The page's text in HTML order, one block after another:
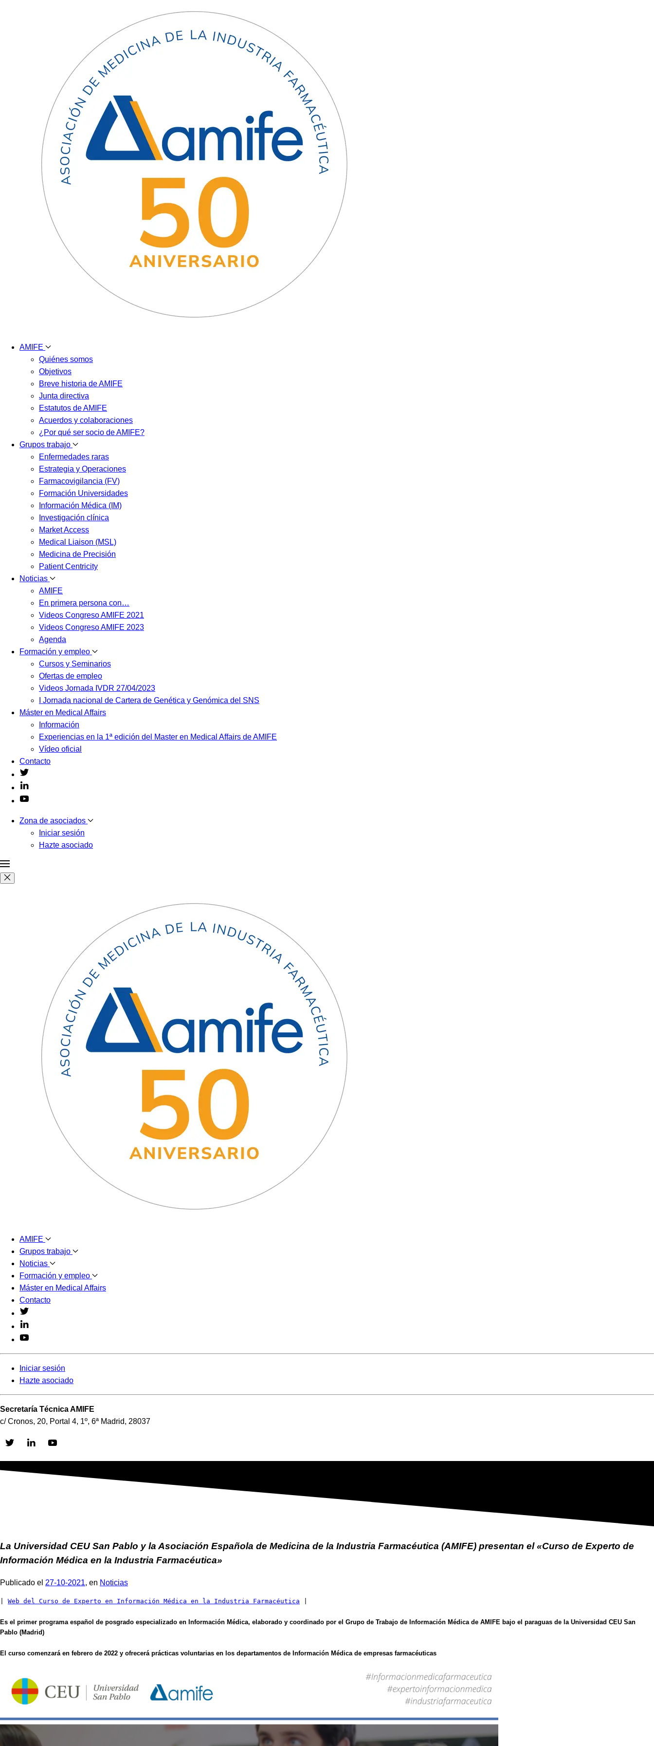
AMIFE
Quiénes somos
Objetivos
Breve historia de AMIFE
Junta directiva
Estatutos de AMIFE
Acuerdos y colaboraciones
¿Por qué ser socio de AMIFE?
Grupos trabajo
Enfermedades raras
Estrategia y Operaciones
Farmacovigilancia (FV)
Formación Universidades
Información Médica (IM)
Investigación clínica
Market Access
Medical Liaison (MSL)
Medicina de Precisión
Patient Centricity
Noticias
AMIFE
En primera persona con…
Videos Congreso AMIFE 2021
Videos Congreso AMIFE 2023
Agenda
Formación y empleo
Cursos y Seminarios
Ofertas de empleo
Videos Jornada IVDR 27/04/2023
I Jornada nacional de Cartera de Genética y Genómica del SNS
Máster en Medical Affairs
Información
Experiencias en la 1ª edición del Master en Medical Affairs de AMIFE
Vídeo oficial
Contacto
Zona de asociados
Iniciar sesión
Hazte asociado
AMIFE
Grupos trabajo
Noticias
Formación y empleo
Máster en Medical Affairs
Contacto
Iniciar sesión
Hazte asociado
Secretaría Técnica AMIFE
c/ Cronos, 20, Portal 4, 1º, 6ª Madrid, 28037
La Universidad CEU San Pablo y la Asociación Española de Medicina de la Industria Farmacéutica (AMIFE) presentan el «Curso de Experto de
Información Médica en la Industria Farmacéutica»
Publicado el 27-10-2021, en Noticias
Web del Curso de Experto en Información Médica en la Industria Farmacéutica
Es el primer programa español de posgrado especializado en Información Médica, elaborado y coordinado por el Grupo de Trabajo de Información Médica de AMIFE bajo el paraguas de la Universidad CEU San
Pablo (Madrid)
El curso comenzará en febrero de 2022 y ofrecerá prácticas voluntarias en los departamentos de Información Médica de empresas farmacéuticas